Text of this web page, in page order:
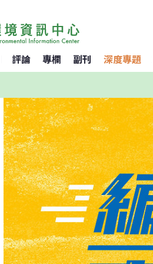
評論 專欄 副刊 深度專題